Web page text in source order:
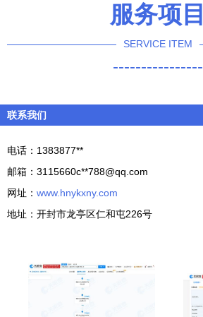
服务项目
SERVICE ITEM
----------------
联系我们
电话：1383877**
邮箱：3115660c**788@qq.com
网址： www.hnykxny.com
地址：开封市龙亭区仁和屯226号